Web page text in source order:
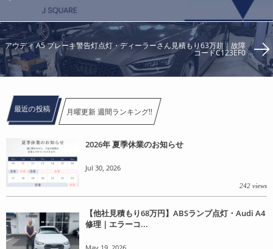
アウディ A5 ブレーキ警告灯点灯・ディーラーさん見積もり63万超｜故障
コードC123EF0
最近の投稿 月曜更新 週間ランキング!!
2026年 夏季休業のお知らせ
Jul 30, 2026
242 views
【他社見積もり68万円】ABSランプ点灯・Audi A4
修理｜エラーコ...